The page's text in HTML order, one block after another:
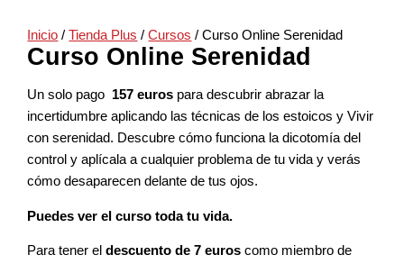
Inicio /Tienda Plus /Cursos / Curso Online Serenidad
Curso Online Serenidad
Un solo pago 157 euros para descubrir abrazar la
incertidumbre aplicando las técnicas de los estoicos y Vivir
con serenidad. Descubre cómo funciona la dicotomía del
control y aplícala a cualquier problema de tu vida y verás
cómo desaparecen delante de tus ojos.
Puedes ver el curso toda tu vida.
Para tener eldescuento de 7 euros como miembro de